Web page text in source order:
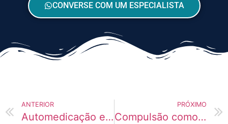
CONVERSE COM UM ESPECIALISTA
ANTERIOR
Automedicação e risco de vício em remédios
PRÓXIMO
Compulsão como sintoma da dependência